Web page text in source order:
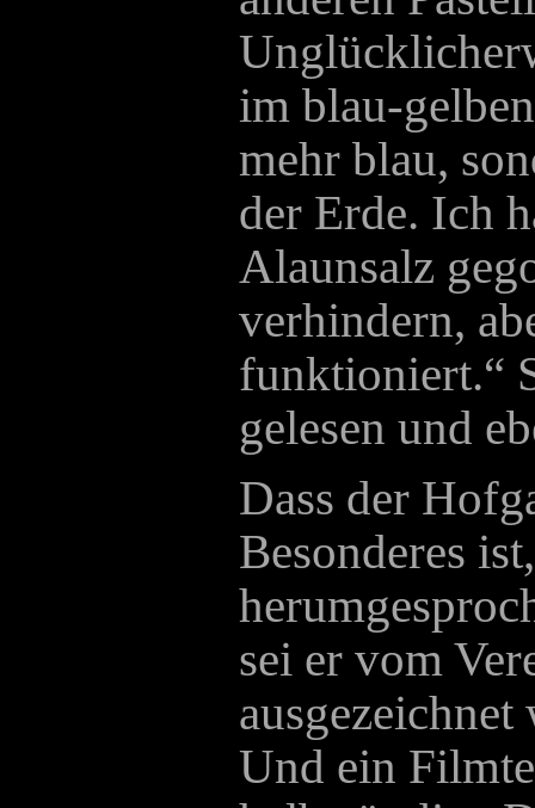
im blau-
mehr blau,
der Erde. Ich
Alaunsalz
verhindern,
funktioniert.“
gelesen und
Dass der
Besonderes
sei er vom
Und ein